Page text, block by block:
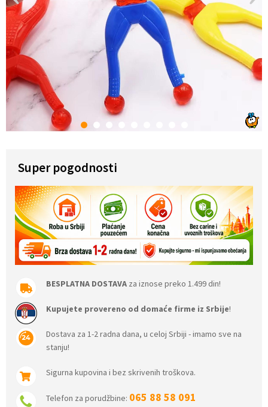
1 2 3
Super pogodnosti
BESPLATNA DOSTAVA za iznose preko 1.499 din!
Kupujete provereno od domaće firme iz Srbije!
Dostava za 1-2 radna dana, u celoj Srbiji - imamo sve na
stanju!
Sigurna kupovina i bez skrivenih troškova.
Telefon za porudžbine: 065 88 58 091